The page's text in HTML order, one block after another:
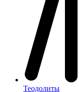
Теодолиты